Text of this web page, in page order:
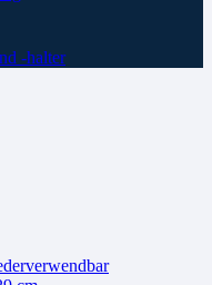
-halter